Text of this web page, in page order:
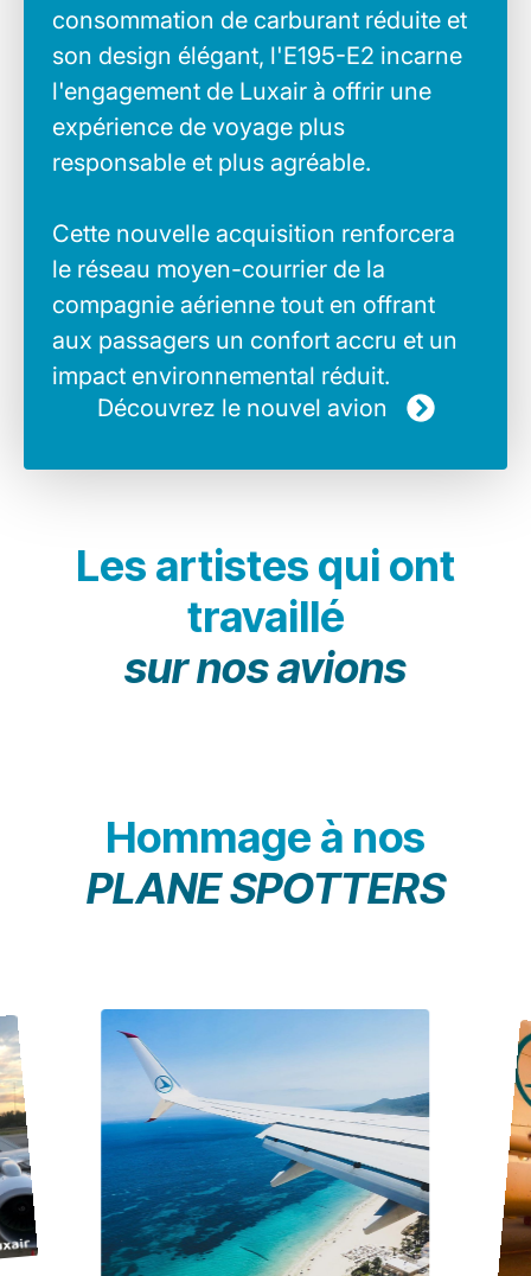
Marco Weiten
Luxair Boeing 737-800 1/100
34.90€
consommation de carburant réduite et
son design élégant, l'E195-E2 incarne
l'engagement de Luxair à offrir une
expérience de voyage plus
responsable et plus agréable.
Cette nouvelle acquisition renforcera
le réseau moyen-courrier de la
compagnie aérienne tout en offrant
aux passagers un confort accru et un
impact environnemental réduit.
Découvrez le nouvel avion
Les artistes qui ont
travaillé
sur nos avions
Sumo
Lynn Cosyn
Lisa Junius
Marco Weiten
Madhurika
Modani
Loic Lusnia
Hommage à nos
PLANE SPOTTERS